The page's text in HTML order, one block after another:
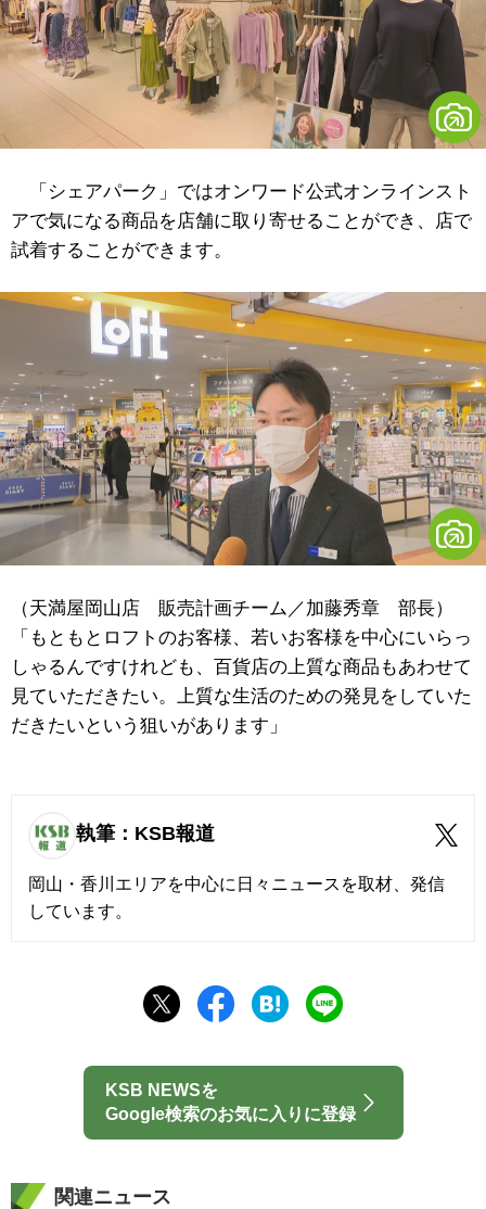
「シェアパーク」ではオンワード公式オンラインスト
アで気になる商品を店舗に取り寄せることができ、店で
試着することができます。
（天満屋岡山店 販売計画チーム／加藤秀章 部長）
「もともとロフトのお客様、若いお客様を中心にいらっ
しゃるんですけれども、百貨店の上質な商品もあわせて
見ていただきたい。上質な生活のための発見をしていた
だきたいという狙いがあります」
執筆：KSB報道
岡山・香川エリアを中心に日々ニュースを取材、発信
しています。
KSB NEWSを
Google検索のお気に入りに登録
関連ニュース